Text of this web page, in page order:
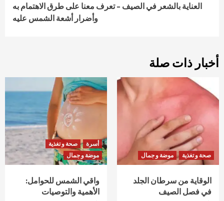
العناية بالشعر في الصيف – تعرف معنا على طرق الاهتمام به
وأضرار أشعة الشمس عليه
أخبار ذات صلة
صحة و تغذية موضة و جمال
الوقاية من سرطان الجلد
في فصل الصيف
أسرة
صحة و تغذية
موضة و جمال
واقي الشمس للحوامل:
الأهمية والتوصيات